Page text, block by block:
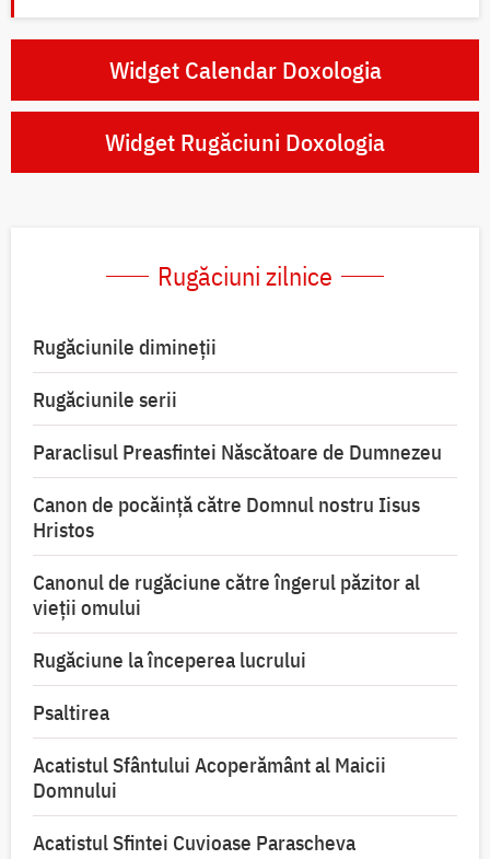
Widget Calendar Doxologia
Widget Rugăciuni Doxologia
Rugăciuni zilnice
Rugăciunile dimineții
Rugăciunile serii
Paraclisul Preasfintei Născătoare de Dumnezeu
Canon de pocăință către Domnul nostru Iisus
Hristos
Canonul de rugăciune către îngerul păzitor al
vieții omului
Rugăciune la începerea lucrului
Psaltirea
Acatistul Sfântului Acoperământ al Maicii
Domnului
Acatistul Sfintei Cuvioase Parascheva